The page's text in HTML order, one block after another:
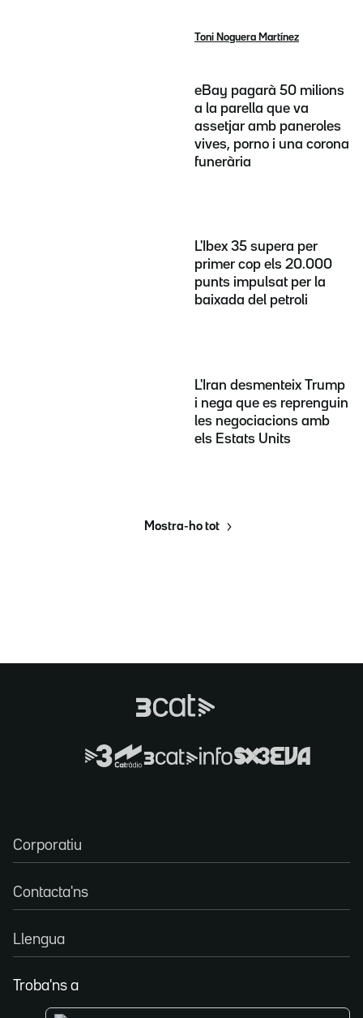
Toni Noguera Martínez
eBay pagarà 50 milions
a la parella que va
assetjar amb paneroles
vives, porno i una corona
funerària
L'Ibex 35 supera per
primer cop els 20.000
punts impulsat per la
baixada del petroli
L'Iran desmenteix Trump
i nega que es reprenguin
les negociacions amb
els Estats Units
Mostra-ho tot
Corporatiu
Contacta'ns
Llengua
Troba'ns a